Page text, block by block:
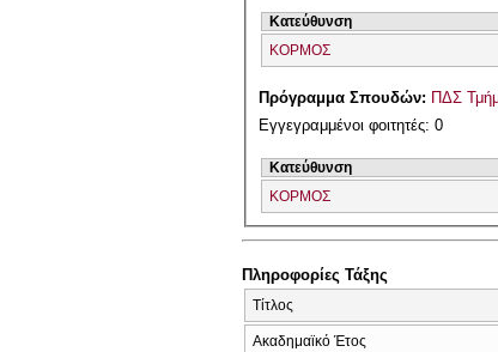
Κατεύθυνση
ΚΟΡΜΟΣ
Πρόγραμμα Σπουδών: ΠΔΣ
Εγγεγραμμένοι φοιτητές: 0
Κατεύθυνση
ΚΟΡΜΟΣ
Πληροφορίες Τάξης
Τίτλος
Ακαδημαϊκό Έτος